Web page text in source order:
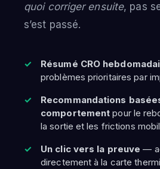
quoi corriger ensuite, pas
s’est passé.
Résumé CRO
problèmes prioritaires par
Recommandations
comportement pour le
la sortie et les frictions
Un clic vers la preuve —
directement à la carte